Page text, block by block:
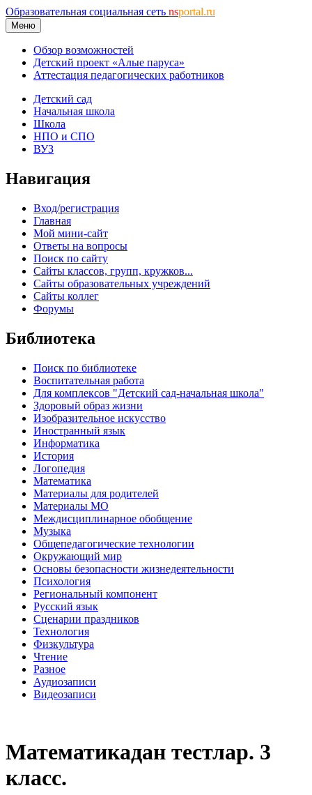
Образовательная социальная сеть nsportal.ru
Меню
Обзор возможностей
Детский проект «Алые паруса»
Аттестация педагогических работников
Детский сад
Начальная школа
Школа
НПО и СПО
ВУЗ
Навигация
Вход/регистрация
Главная
Мой мини-сайт
Ответы на вопросы
Поиск по сайту
Сайты классов, групп, кружков...
Сайты образовательных учреждений
Сайты коллег
Форумы
Библиотека
Поиск по библиотеке
Воспитательная работа
Для комплексов "Детский сад-начальная школа"
Здоровый образ жизни
Изобразительное искусство
Иностранный язык
Информатика
История
Логопедия
Математика
Материалы для родителей
Материалы МО
Междисциплинарное обобщение
Музыка
Общепедагогические технологии
Окружающий мир
Основы безопасности жизнедеятельности
Психология
Региональный компонент
Русский язык
Сценарии праздников
Технология
Физкультура
Чтение
Разное
Аудиозаписи
Видеозаписи
Математикадан тестлар. 3
класс.